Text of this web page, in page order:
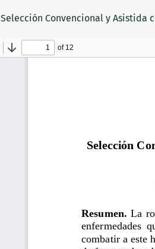
Volver a los detalles del artículo
Selección Convencional y Asistida